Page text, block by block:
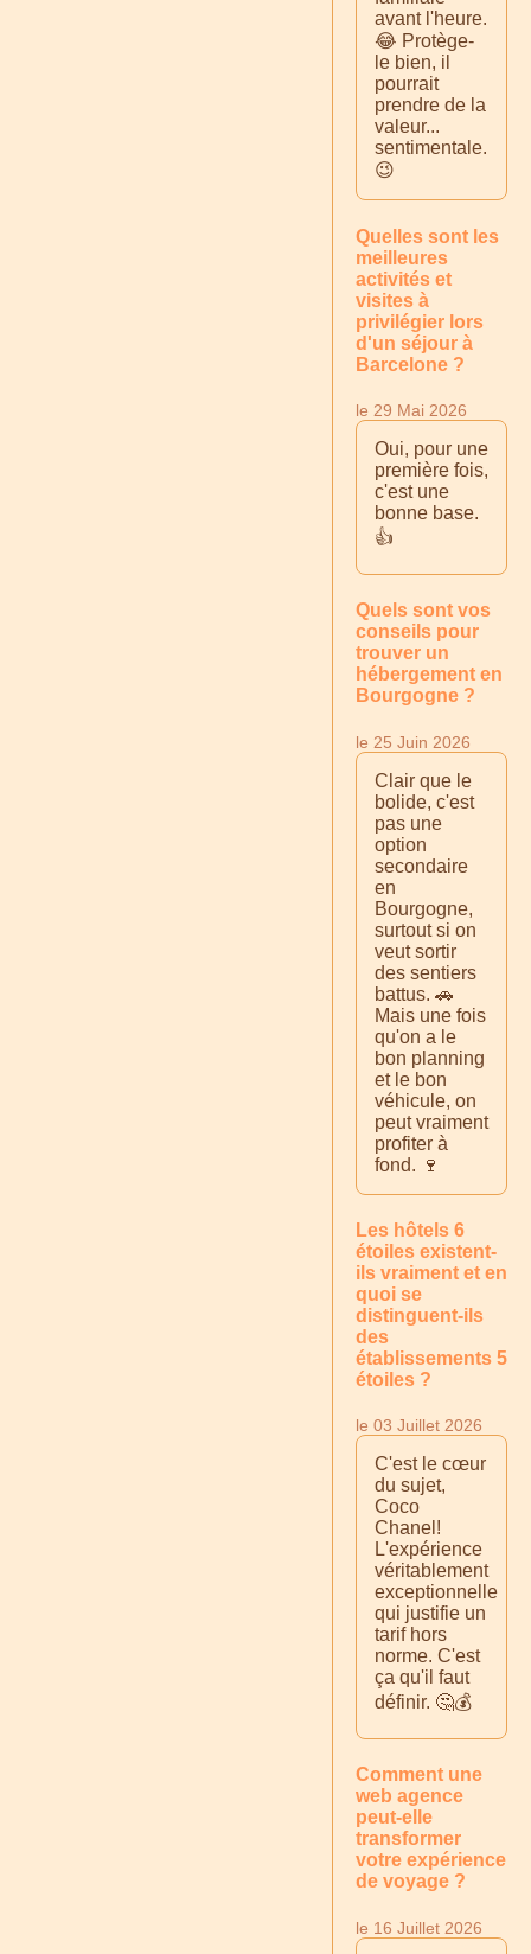
avant l'heure.
😂 Protège-
le bien, il
pourrait
prendre de la
valeur...
sentimentale.
😉
Quelles sont les
meilleures
activités et
visites à
privilégier lors
d'un séjour à
Barcelone ?
le 29 Mai 2026
Oui, pour une
première fois,
c'est une
bonne base.
👍
Quels sont vos
conseils pour
trouver un
hébergement en
Bourgogne ?
le 25 Juin 2026
Clair que le
bolide, c'est
pas une
option
secondaire
en
Bourgogne,
surtout si on
veut sortir
des sentiers
battus. 🚗
Mais une fois
qu'on a le
bon planning
et le bon
véhicule, on
peut vraiment
profiter à
fond. 🍷
Les hôtels 6
étoiles existent-
ils vraiment et en
quoi se
distinguent-ils
des
établissements 5
étoiles ?
le 03 Juillet 2026
C'est le cœur
du sujet,
Coco
Chanel!
L'expérience
véritablement
exceptionnelle
qui justifie un
tarif hors
norme. C'est
ça qu'il faut
définir. 🤔💰
Comment une
web agence
peut-elle
transformer
votre expérience
de voyage ?
le 16 Juillet 2026